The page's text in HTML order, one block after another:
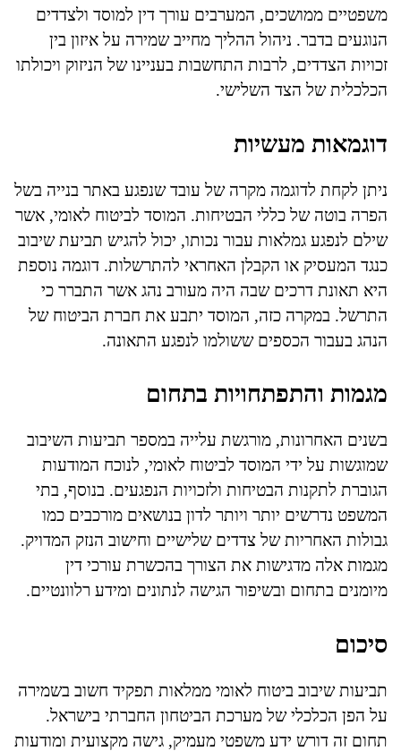
משפטיים ממושכים, המערבים עורך דין למוסד ולצדדים
הנוגעים בדבר. ניהול ההליך מחייב שמירה על איזון בין
זכויות הצדדים, לרבות התחשבות בעניינו של הניזוק ויכולתו
הכלכלית של הצד השלישי.
דוגמאות מעשיות
ניתן לקחת לדוגמה מקרה של עובד שנפגע באתר בנייה בשל
הפרה בוטה של כללי הבטיחות. המוסד לביטוח לאומי, אשר
שילם לנפגע גמלאות עבור נכותו, יכול להגיש תביעת שיבוב
כנגד המעסיק או הקבלן האחראי להתרשלות. דוגמה נוספת
היא תאונת דרכים שבה היה מעורב נהג אשר התברר כי
התרשל. במקרה כזה, המוסד יתבע את חברת הביטוח של
הנהג בעבור הכספים ששולמו לנפגע התאונה.
מגמות והתפתחויות בתחום
בשנים האחרונות, מורגשת עלייה במספר תביעות השיבוב
שמוגשות על ידי המוסד לביטוח לאומי, לנוכח המודעות
הגוברת לתקנות הבטיחות ולזכויות הנפגעים. בנוסף, בתי
המשפט נדרשים יותר ויותר לדון בנושאים מורכבים כמו
גבולות האחריות של צדדים שלישיים וחישוב הנזק המדויק.
מגמות אלה מדגישות את הצורך בהכשרת עורכי דין
מיומנים בתחום ובשיפור הגישה לנתונים ומידע רלוונטיים.
סיכום
תביעות שיבוב ביטוח לאומי ממלאות תפקיד חשוב בשמירה
על הפן הכלכלי של מערכת הביטחון החברתי בישראל.
תחום זה דורש ידע משפטי מעמיק, גישה מקצועית ומודעות